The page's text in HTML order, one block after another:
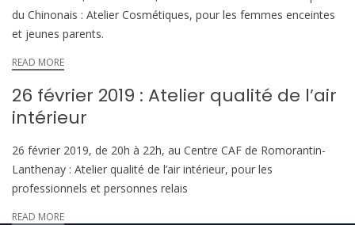
du Chinonais : Atelier Cosmétiques, pour les femmes enceintes
et jeunes parents.
READ MORE
26 février 2019 : Atelier qualité de l’air
intérieur
26 février 2019, de 20h à 22h, au Centre CAF de Romorantin-
Lanthenay : Atelier qualité de l’air intérieur, pour les
professionnels et personnes relais
READ MORE